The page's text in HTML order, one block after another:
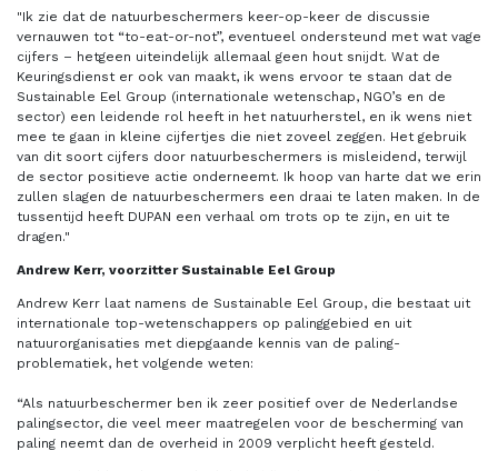
"Ik zie dat de natuurbeschermers keer-op-keer de discussie
vernauwen tot “to-eat-or-not”, eventueel ondersteund met wat vage
cijfers – hetgeen uiteindelijk allemaal geen hout snijdt. Wat de
Keuringsdienst er ook van maakt, ik wens ervoor te staan dat de
Sustainable Eel Group (internationale wetenschap, NGO’s en de
sector) een leidende rol heeft in het natuurherstel, en ik wens niet
mee te gaan in kleine cijfertjes die niet zoveel zeggen. Het gebruik
van dit soort cijfers door natuurbeschermers is misleidend, terwijl
de sector positieve actie onderneemt. Ik hoop van harte dat we erin
zullen slagen de natuurbeschermers een draai te laten maken. In de
tussentijd heeft DUPAN een verhaal om trots op te zijn, en uit te
dragen."
Andrew Kerr, voorzitter Sustainable Eel Group
Andrew Kerr laat namens de Sustainable Eel Group, die bestaat uit
internationale top-wetenschappers op palinggebied en uit
natuurorganisaties met diepgaande kennis van de paling-
problematiek, het volgende weten:
“Als natuurbeschermer ben ik zeer positief over de Nederlandse
palingsector, die veel meer maatregelen voor de bescherming van
paling neemt dan de overheid in 2009 verplicht heeft gesteld.